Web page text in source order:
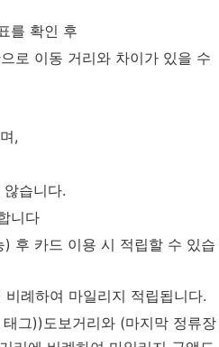
를 확인 후
로 이동 거리와 차이가 있을 수
,
습니다.
니다
후 카드 이용 시 적립할 수 있습
례하여 마일리지 적립됩니다.
그))도보거리와 (마지막 정류장